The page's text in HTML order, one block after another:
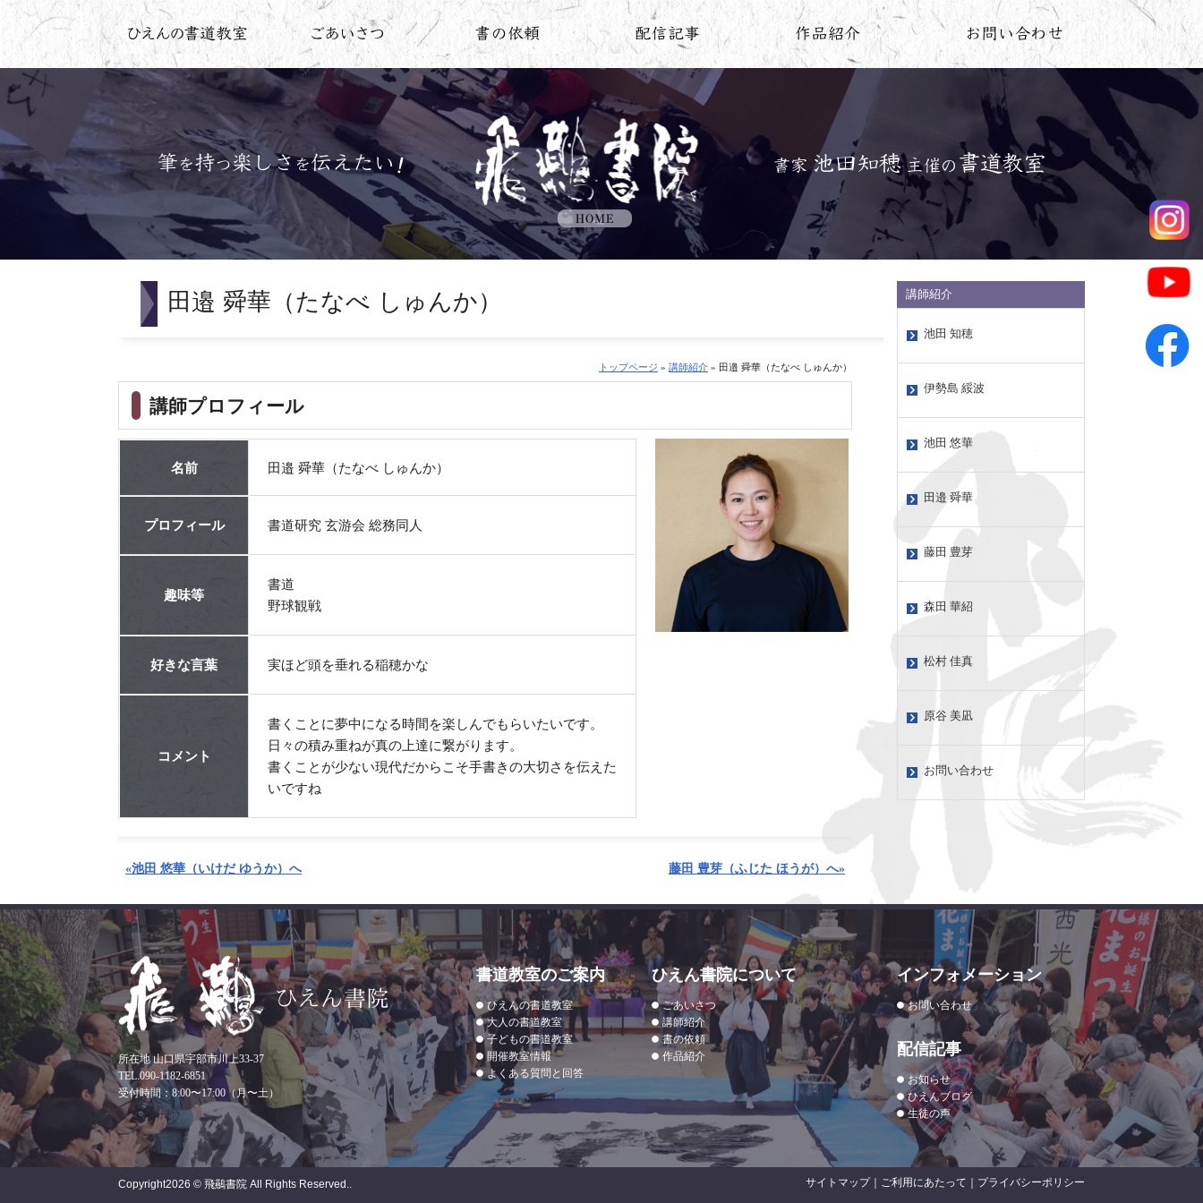
田邉 舜華（たなべ しゅんか）
トップページ » 講師紹介 » 田邉 舜華（たなべ しゅんか）
講師プロフィール
名前 田邉 舜華（たなべ しゅんか）
プロフィール 書道研究 玄游会 総務同人
趣味等
書道
野球観戦
好きな言葉 実ほど頭を垂れる稲穂かな
コメント
書くことに夢中になる時間を楽しんでもらいたいです。
日々の積み重ねが真の上達に繋がります。
書くことが少ない現代だからこそ手書きの大切さを伝えた
いですね
«池田 悠華（いけだ ゆうか）へ 藤田 豊芽（ふじた ほうが）へ»
講師紹介
池田 知穂
伊勢島 綏波
池田 悠華
田邉 舜華
藤田 豊芽
森田 華紹
松村 佳真
原谷 美凪
お問い合わせ
所在地 山口県宇部市川上33-37
TEL.090-1182-6851
受付時間：8:00〜17:00（月〜土）
書道教室のご案内
ひえんの書道教室
大人の書道教室
子どもの書道教室
開催教室情報
よくある質問と回答
ひえん書院について
ごあいさつ
講師紹介
書の依頼
作品紹介
インフォメーション
お問い合わせ
配信記事
お知らせ
ひえんブログ
生徒の声
Copyright2026 © 飛䴏書院 All Rights Reserved.. サイトマップ｜ ご利用にあたって プライバシーポリシー